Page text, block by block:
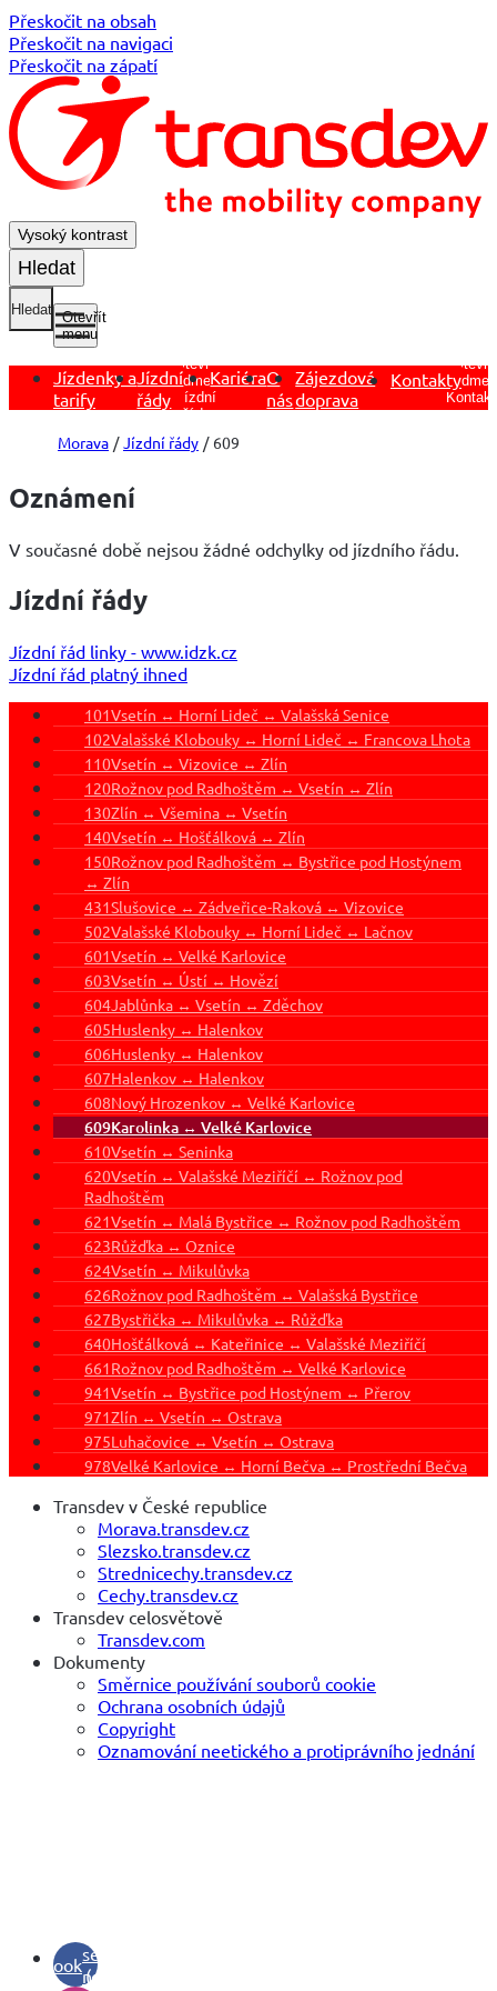
Přeskočit na obsah
Přeskočit na navigaci
Přeskočit na zápatí
Vysoký kontrast
Hledat
Hledat
Otevřít
menu
Jízdenky a
tarify
Jízdní
řády
Otevřít
podmenu
Jízdní
řády
KariéraO
nás
Zájezdová
doprava
Kontakty
Otevřít
Morava Jízdní řády 609
Oznámení
V současné době nejsou žádné odchylky od jízdního řádu.
Jízdní řády
Jízdní řád linky - www.idzk.cz
Jízdní řád platný ihned
101Vsetín ↔ Horní Lideč ↔ Valašská Senice
102Valašské Klobouky ↔ Horní Lideč ↔ Francova Lhota
110Vsetín ↔ Vizovice ↔ Zlín
120Rožnov pod Radhoštěm ↔ Vsetín ↔ Zlín
130Zlín ↔ Všemina ↔ Vsetín
140Vsetín ↔ Hošťálková ↔ Zlín
150Rožnov pod Radhoštěm ↔ Bystřice pod Hostýnem
↔ Zlín
431Slušovice ↔ Zádveřice-Raková ↔ Vizovice
502Valašské Klobouky ↔ Horní Lideč ↔ Lačnov
601Vsetín ↔ Velké Karlovice
603Vsetín ↔ Ústí ↔ Hovězí
604Jablůnka ↔ Vsetín ↔ Zděchov
605Huslenky ↔ Halenkov
606Huslenky ↔ Halenkov
607Halenkov ↔ Halenkov
608Nový Hrozenkov ↔ Velké Karlovice
609Karolinka ↔ Velké Karlovice
610Vsetín ↔ Seninka
620Vsetín ↔ Valašské Meziříčí ↔ Rožnov pod
Radhoštěm
621Vsetín ↔ Malá Bystřice ↔ Rožnov pod Radhoštěm
623Růžďka ↔ Oznice
624Vsetín ↔ Mikulůvka
626Rožnov pod Radhoštěm ↔ Valašská Bystřice
627Bystřička ↔ Mikulůvka ↔ Růžďka
640Hošťálková ↔ Kateřinice ↔ Valašské Meziříčí
661Rožnov pod Radhoštěm ↔ Velké Karlovice
941Vsetín ↔ Bystřice pod Hostýnem ↔ Přerov
971Zlín ↔ Vsetín ↔ Ostrava
975Luhačovice ↔ Vsetín ↔ Ostrava
978Velké Karlovice ↔ Horní Bečva ↔ Prostřední Bečva
Transdev v České republice
Morava.transdev.cz
Slezsko.transdev.cz
Strednicechy.transdev.cz
Cechy.transdev.cz
Transdev celosvětově
Transdev.com
Dokumenty
Směrnice používání souborů cookie
Ochrana osobních údajů
Copyright
Oznamování neetického a protiprávního jednání
facebookse v
novém
(otevře